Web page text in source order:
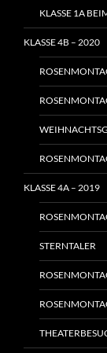
KLASSE 1A
KLASSE 4B – 2020
KLASSE 4A – 2019
STERNTALER